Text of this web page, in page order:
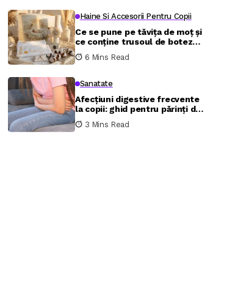
Haine Si Accesorii Pentru Copii
Ce se pune pe tăvița de moț și
ce conține trusoul de botez
complet
6 Mins Read
Sanatate
Afecțiuni digestive frecvente
la copii: ghid pentru părinți de
la specialiștii MedLife
3 Mins Read